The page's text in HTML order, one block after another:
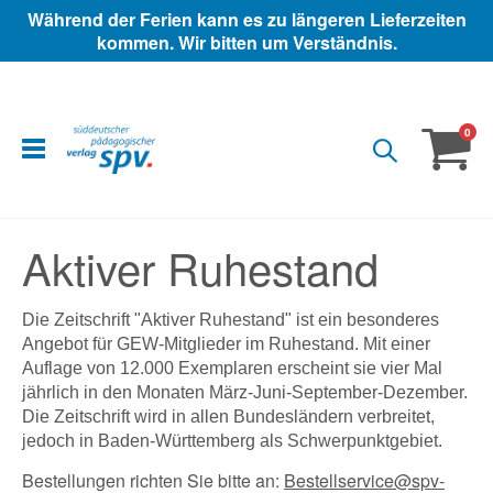
Während der Ferien kann es zu längeren Lieferzeiten
kommen. Wir bitten um Verständnis.
0
Aktiver Ruhestand
Die Zeitschrift "Aktiver Ruhestand" ist ein besonderes
Angebot für GEW-Mitglieder im Ruhestand. Mit einer
Auflage von 12.000 Exemplaren erscheint sie vier Mal
jährlich in den Monaten März-Juni-September-Dezember.
Die Zeitschrift wird in allen Bundesländern verbreitet,
jedoch in Baden-Württemberg als Schwerpunktgebiet.
Bestellungen richten Sie bitte an: Bestellservice@spv-